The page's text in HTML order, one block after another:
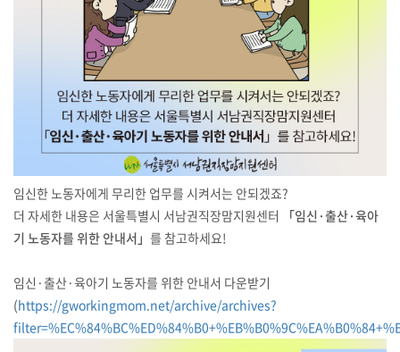
임신한 노동자에게 무리한 업무를 시켜서는 안되겠죠?
더 자세한 내용은 서울특별시 서남권직장맘지원센터
「임신·출산·육아
기 노동자를 위한 안내서」 를 참고하세요!
임신·출산·육아기 노동자를 위한 안내서 다운받기
(https://gworkingmom.net/archive/archives?